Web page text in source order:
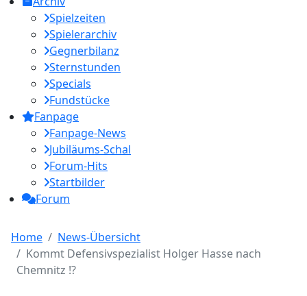
Spielzeiten
Spielerarchiv
Gegnerbilanz
Sternstunden
Specials
Fundstücke
Fanpage
Fanpage-News
Jubiläums-Schal
Forum-Hits
Startbilder
Forum
Home
News-Übersicht
Kommt Defensivspezialist Holger Hasse nach
Chemnitz !?